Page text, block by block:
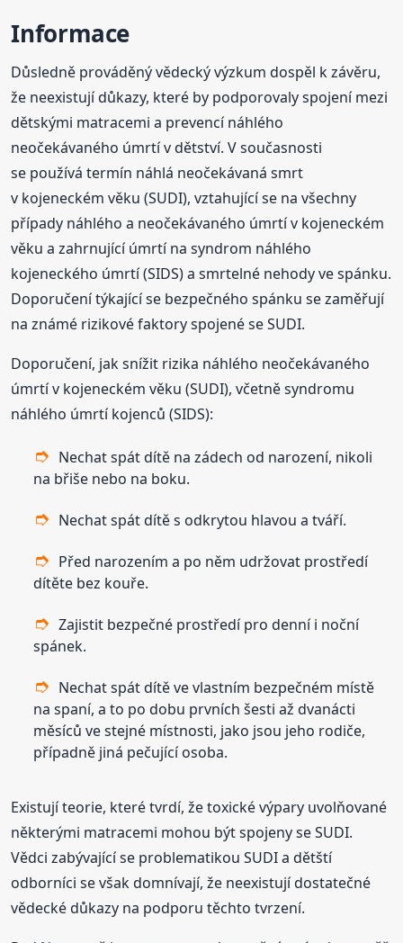
Informace
Důsledně prováděný vědecký výzkum dospěl k závěru,
že neexistují důkazy, které by podporovaly spojení mezi
dětskými matracemi a prevencí náhlého
neočekávaného úmrtí v dětství. V současnosti
se používá termín náhlá neočekávaná smrt
v kojeneckém věku (SUDI), vztahující se na všechny
případy náhlého a neočekávaného úmrtí v kojeneckém
věku a zahrnující úmrtí na syndrom náhlého
kojeneckého úmrtí (SIDS) a smrtelné nehody ve spánku.
Doporučení týkající se bezpečného spánku se zaměřují
na známé rizikové faktory spojené se SUDI.
Doporučení, jak snížit rizika náhlého neočekávaného
úmrtí v kojeneckém věku (SUDI), včetně syndromu
náhlého úmrtí kojenců (SIDS):
Nechat spát dítě na zádech od narození, nikoli
na břiše nebo na boku.
Nechat spát dítě s odkrytou hlavou a tváří.
Před narozením a po něm udržovat prostředí
dítěte bez kouře.
Zajistit bezpečné prostředí pro denní i noční
spánek.
Nechat spát dítě ve vlastním bezpečném místě
na spaní, a to po dobu prvních šesti až dvanácti
měsíců ve stejné místnosti, jako jsou jeho rodiče,
případně jiná pečující osoba.
Existují teorie, které tvrdí, že toxické výpary uvolňované
některými matracemi mohou být spojeny se SUDI.
Vědci zabývající se problematikou SUDI a dětští
odborníci se však domnívají, že neexistují dostatečné
vědecké důkazy na podporu těchto tvrzení.